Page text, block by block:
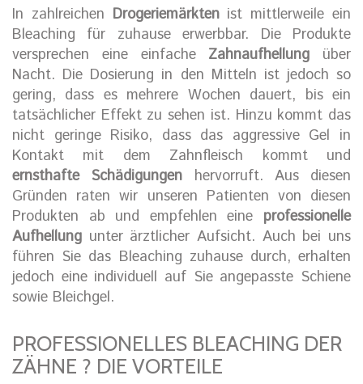
In zahlreichen Drogeriemärktenist mittlerweile ein
Bleaching für zuhause erwerbbar. Die Produkte
versprechen eine einfache Zahnaufhellung über
Nacht. Die Dosierung in den Mitteln ist jedoch so
gering, dass es mehrere Wochen dauert, bis ein
tatsächlicher Effekt zu sehen ist. Hinzu kommt das
nicht geringe Risiko, dass das aggressive Gel in
Kontakt mit dem Zahnfleisch kommt und
ernsthafte Schädigungen hervorruft. Aus diesen
Gründen raten wir unseren Patienten von diesen
Produkten ab und empfehlen eine professionelle
Aufhellung unter ärztlicher Aufsicht. Auch bei uns
führen Sie das Bleaching zuhause durch, erhalten
jedoch eine individuell auf Sie angepasste Schiene
sowie Bleichgel.
PROFESSIONELLES BLEACHING DER
ZÄHNE ? DIE VORTEILE